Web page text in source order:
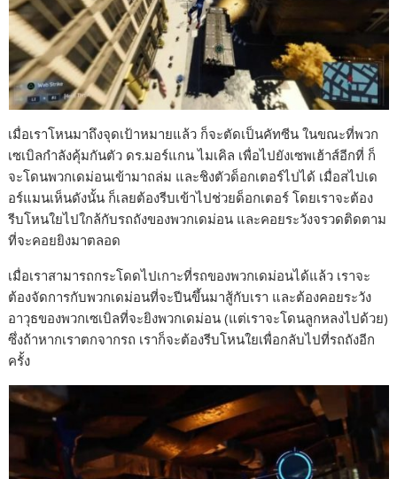
เมื่อเราโหนมาถึงจุดเป้าหมายแล้ว ก็จะตัดเป็นคัทซีน ในขณะที่พวก
เซเบิลกำลังคุ้มกันตัว ดร.มอร์แกน ไมเคิล เพื่อไปยังเซพเฮ้าส์อีกที่ ก็
จะโดนพวกเดม่อนเข้ามาถล่ม และชิงตัวด็อกเตอร์ไปได้ เมื่อสไปเด
อร์แมนเห็นดังนั้น ก็เลยต้องรีบเข้าไปช่วยด็อกเตอร์ โดยเราจะต้อง
รีบโหนใยไปใกล้กับรถถังของพวกเดม่อน และคอยระวังจรวดติดตาม
ที่จะคอยยิงมาตลอด
เมื่อเราสามารถกระโดดไปเกาะที่รถของพวกเดม่อนได้แล้ว เราจะ
ต้องจัดการกับพวกเดม่อนที่จะปีนขึ้นมาสู้กับเรา และต้องคอยระวัง
อาวุธของพวกเซเบิลที่จะยิงพวกเดม่อน (แต่เราจะโดนลูกหลงไปด้วย)
ซึ่งถ้าหากเราตกจากรถ เราก็จะต้องรีบโหนใยเพื่อกลับไปที่รถถังอีก
ครั้ง